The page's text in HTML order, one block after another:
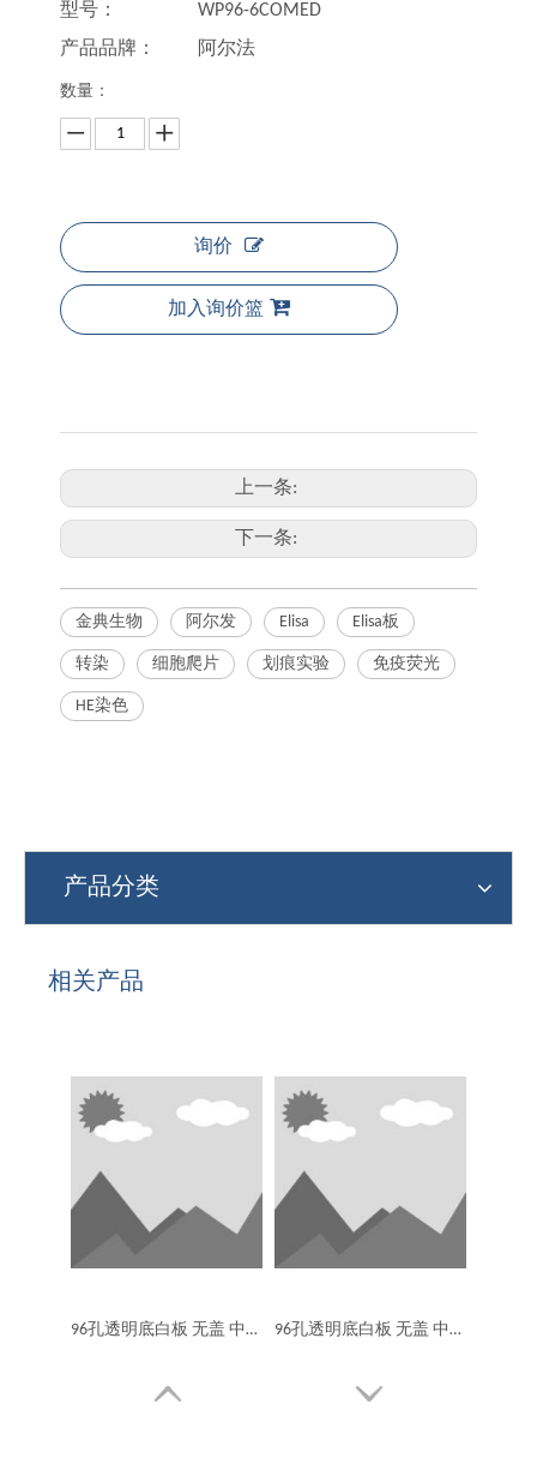
型号：
WP96-6COMED
产品品牌：
阿尔法
数量：
询价
加入询价篮
上一条:
下一条:
金典生物 阿尔发 Elisa Elisa板
转染 细胞爬片 划痕实验 免疫荧光
HE染色
产品分类
相关产品
96孔透明底白板 无盖 中等吸附 无菌 96孔透明底白板 无盖 中等吸附 非无菌